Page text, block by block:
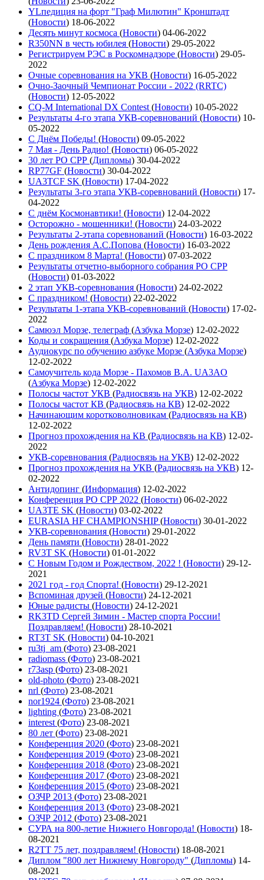
YLпедиция на форт "Граф Милютин" Кронштадт
(Новости) 18-06-2022
Десять минут космоса (Новости) 04-06-2022
R350NN в честь юбилея (Новости) 29-05-2022
Регистрируем РЭС в Роскомнадзоре (Новости) 29-05-
2022
Очные соревнования на УКВ (Новости) 16-05-2022
Очно-Заочный Чемпионат России - 2022 (RRTC)
(Новости) 12-05-2022
CQ-M International DX Contest (Новости) 10-05-2022
Результаты 4-го этапа УКВ-соревнований (Новости) 10-
05-2022
С Днём Победы! (Новости) 09-05-2022
7 Мая - День Радио! (Новости) 06-05-2022
30 лет РО СРР (Дипломы) 30-04-2022
RP77GF (Новости) 30-04-2022
UA3TCF SK (Новости) 17-04-2022
Результаты 3-го этапа УКВ-соревнований (Новости) 17-
04-2022
С днём Космонавтики! (Новости) 12-04-2022
Осторожно - мошенники! (Новости) 24-03-2022
Результаты 2-этапа соревнований (Новости) 16-03-2022
День рождения А.С.Попова (Новости) 16-03-2022
С праздником 8 Марта! (Новости) 07-03-2022
Результаты отчетно-выборного собрания РО СРР
(Новости) 01-03-2022
2 этап УКВ-соревнования (Новости) 24-02-2022
С праздником! (Новости) 22-02-2022
Результаты 1-этапа УКВ-соревнований (Новости) 17-02-
2022
Самюэл Морзе, телеграф (Азбука Морзе) 12-02-2022
Коды и сокращения (Азбука Морзе) 12-02-2022
Аудиокурс по обучению азбуке Морзе (Азбука Морзе)
12-02-2022
Самоучитель кода Морзе - Пахомов В.А. UA3AO
(Азбука Морзе) 12-02-2022
Полосы частот УКВ (Радиосвязь на УКВ) 12-02-2022
Полосы частот КВ (Радиосвязь на КВ) 12-02-2022
Начинающим коротковолновикам (Радиосвязь на КВ)
12-02-2022
Прогноз прохождения на КВ (Радиосвязь на КВ) 12-02-
2022
УКВ-соревнования (Радиосвязь на УКВ) 12-02-2022
Прогноз прохождения на УКВ (Радиосвязь на УКВ) 12-
02-2022
Антидопинг (Информация) 12-02-2022
Конференция РО СРР 2022 (Новости) 06-02-2022
UA3TE SK (Новости) 03-02-2022
EURASIA HF CHAMPIONSHIP(Новости) 30-01-2022
УКВ-соревнования (Новости) 29-01-2022
День памяти (Новости) 28-01-2022
RV3T SK (Новости) 01-01-2022
С Новым Годом и Рождеством, 2022 ! (Новости) 29-12-
2021
2021 год - год Cпорта! (Новости) 29-12-2021
Вспоминая друзей (Новости) 24-12-2021
Юные радисты (Новости) 24-12-2021
RK3TD Сергей Зимин - Мастер спорта России!
Поздравляем! (Новости) 28-10-2021
RT3T SK (Новости) 04-10-2021
ru3tj_am (Фото) 23-08-2021
radiomass (Фото) 23-08-2021
r73asp (Фото) 23-08-2021
old-photo (Фото) 23-08-2021
nrl (Фото) 23-08-2021
nor1924 (Фото) 23-08-2021
lighting (Фото) 23-08-2021
interest (Фото) 23-08-2021
80 лет (Фото) 23-08-2021
Конференция 2020 (Фото) 23-08-2021
Конференция 2019 (Фото) 23-08-2021
Конференция 2018 (Фото) 23-08-2021
Конференция 2017 (Фото) 23-08-2021
Конференция 2015 (Фото) 23-08-2021
ОЗЧР 2013 (Фото) 23-08-2021
Конференция 2013 (Фото) 23-08-2021
ОЗЧР 2012 (Фото) 23-08-2021
СУРА на 800-летие Нижнего Новгорода! (Новости) 18-
08-2021
R2TT 75 лет, поздравляем! (Новости) 18-08-2021
Диплом "800 лет Нижнему Новгороду" (Дипломы) 14-
08-2021